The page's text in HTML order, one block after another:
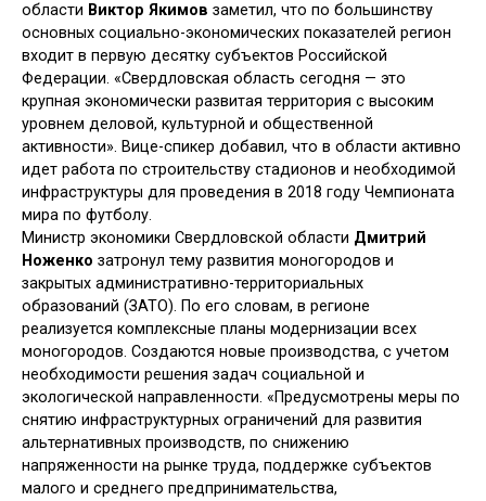
области Виктор Якимов заметил, что по большинству
основных социально-экономических показателей регион
входит в первую десятку субъектов Российской
Федерации. «Свердловская область сегодня — это
крупная экономически развитая территория с высоким
уровнем деловой, культурной и общественной
активности». Вице-спикер добавил, что в области активно
идет работа по строительству стадионов и необходимой
инфраструктуры для проведения в 2018 году Чемпионата
мира по футболу.
Министр экономики Свердловской области Дмитрий
Ноженко затронул тему развития моногородов и
закрытых административно-территориальных
образований (ЗАТО). По его словам, в регионе
реализуется комплексные планы модернизации всех
моногородов. Создаются новые производства, с учетом
необходимости решения задач социальной и
экологической направленности. «Предусмотрены меры по
снятию инфраструктурных ограничений для развития
альтернативных производств, по снижению
напряженности на рынке труда, поддержке субъектов
малого и среднего предпринимательства,